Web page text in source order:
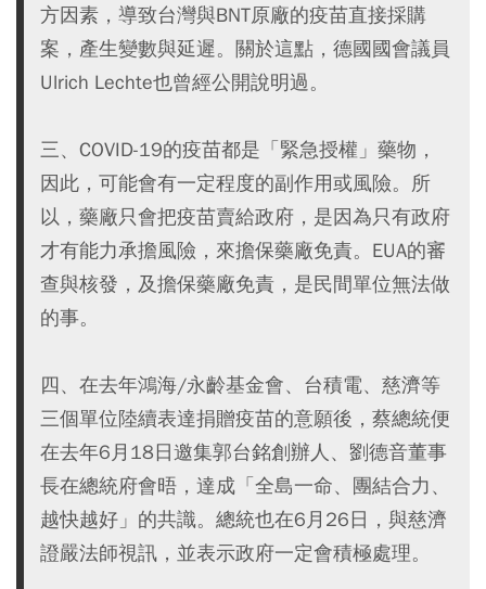
方因素，導致台灣與BNT原廠的疫苗直接採購
案，產生變數與延遲。關於這點，德國國會議員
Ulrich Lechte也曾經公開說明過。
三、COVID-19的疫苗都是「緊急授權」藥物，
因此，可能會有一定程度的副作用或風險。所
以，藥廠只會把疫苗賣給政府，是因為只有政府
才有能力承擔風險，來擔保藥廠免責。EUA的審
查與核發，及擔保藥廠免責，是民間單位無法做
的事。
四、在去年鴻海/永齡基金會、台積電、慈濟等
三個單位陸續表達捐贈疫苗的意願後，蔡總統便
在去年6月18日邀集郭台銘創辦人、劉德音董事
長在總統府會晤，達成「全島一命、團結合力、
越快越好」的共識。總統也在6月26日，與慈濟
證嚴法師視訊，並表示政府一定會積極處理。